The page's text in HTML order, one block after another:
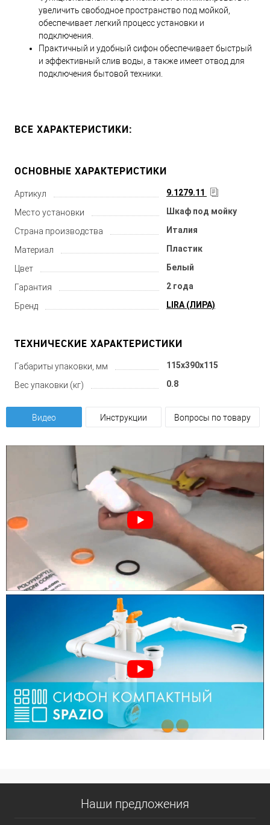
увеличить свободное пространство под мойкой,
обеспечивает легкий процесс установки и
подключения.
Практичный и удобный сифон обеспечивает быстрый
и эффективный слив воды, а также имеет отвод для
подключения бытовой техники.
ВСЕ ХАРАКТЕРИСТИКИ:
ОСНОВНЫЕ ХАРАКТЕРИСТИКИ
Артикул 9.1279.11
Место установки Шкаф под мойку
Страна производства Италия
Материал Пластик
Цвет Белый
Гарантия 2 года
Бренд LIRA (ЛИРА)
ТЕХНИЧЕСКИЕ ХАРАКТЕРИСТИКИ
Габариты упаковки, мм 115x390x115
Вес упаковки (кг) 0.8
Видео Инструкции Вопросы по товару
Наши предложения